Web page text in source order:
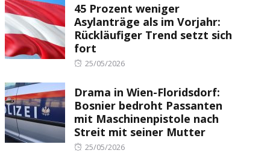
45 Prozent weniger
Asylanträge als im Vorjahr:
Rückläufiger Trend setzt sich
fort
Posted
25/05/2026
Drama in Wien-Floridsdorf:
Bosnier bedroht Passanten
mit Maschinenpistole nach
Streit mit seiner Mutter
Posted
25/05/2026